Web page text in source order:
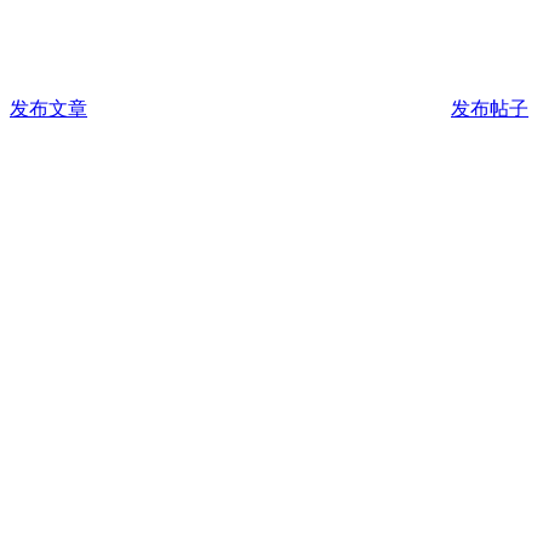
发布文章 发布帖子